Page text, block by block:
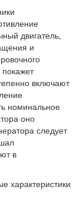
двигатель,
и
включают
номинальное
оно
следует
в
характеристики